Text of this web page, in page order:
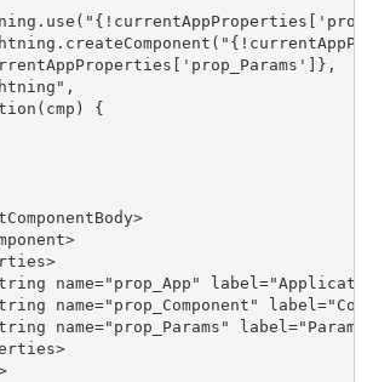
{
name="prop_App"
name="prop_Component"
name="prop_Params"